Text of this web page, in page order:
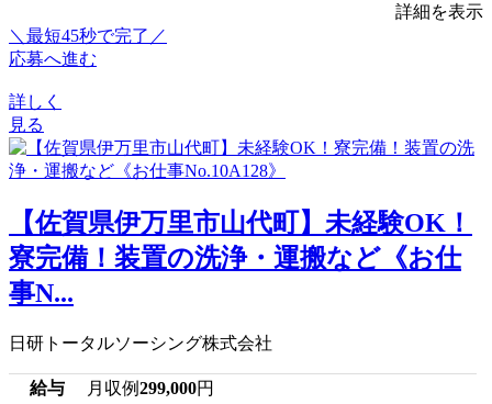
詳細を表示
＼最短45秒で完了／
応募へ進む
詳しく
見る
【佐賀県伊万里市山代町】未経験OK！
寮完備！装置の洗浄・運搬など《お仕
事N...
日研トータルソーシング株式会社
給与 月収例299,000円